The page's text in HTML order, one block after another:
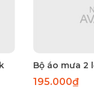
Bộ áo mưa 2
195.000₫